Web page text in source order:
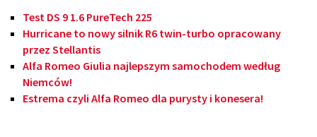
Test DS 9 1.6 PureTech 225
Hurricane to nowy silnik R6 twin-turbo opracowany
przez Stellantis
Alfa Romeo Giulia najlepszym samochodem według
Niemców!
Estrema czyli Alfa Romeo dla purysty i konesera!